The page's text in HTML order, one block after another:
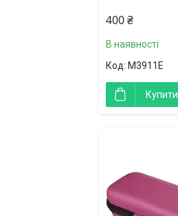
400 ₴
В наявності
M3911E
Купити